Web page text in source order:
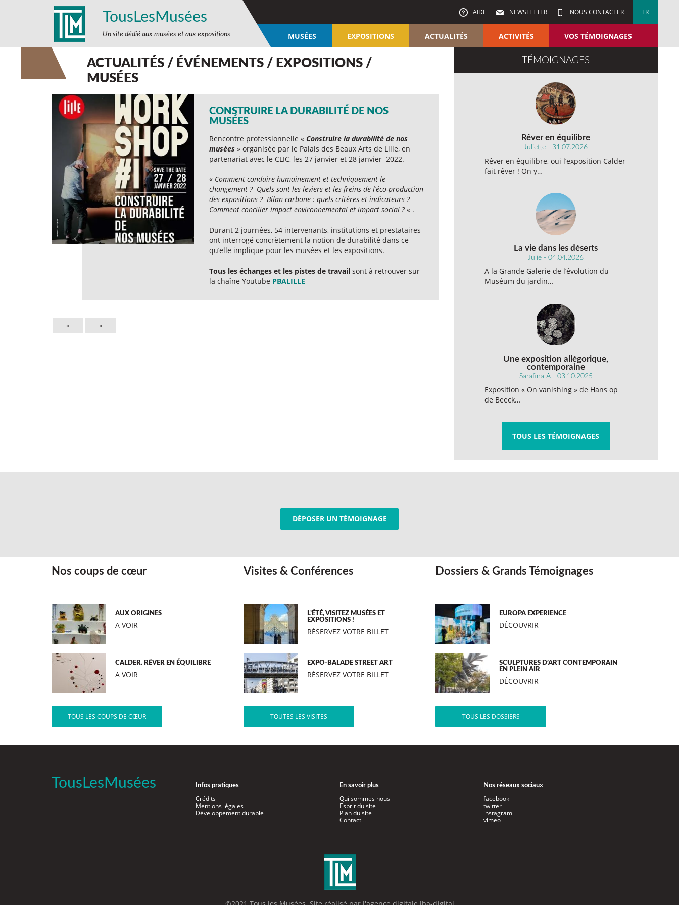
TousLesMusées
Un site dédié aux musées et aux expositions
AIDE NEWSLETTER NOUS CONTACTER FR
MUSÉES EXPOSITIONS ACTUALITÉS ACTIVITÉS VOS TÉMOIGNAGES
ACTUALITÉS / ÉVÉNEMENTS / EXPOSITIONS /
MUSÉES
CONSTRUIRE LA DURABILITÉ DE NOS
MUSÉES
Rencontre professionnelle « Construire la durabilité de nos
musées » organisée par le Palais des Beaux Arts de Lille, en
partenariat avec le CLIC, les 27 janvier et 28 janvier 2022.
« Comment conduire humainement et techniquement le
changement ? Quels sont les leviers et les freins de l’éco-production
des expositions ? Bilan carbone : quels critères et indicateurs ?
Comment concilier impact environnemental et impact social ?« .
Durant 2 journées, 54 intervenants, institutions et prestataires
ont interrogé concrètement la notion de durabilité dans ce
qu’elle implique pour les musées et les expositions.
Tous les échanges et les pistes de travail sont à retrouver sur
la chaîne Youtube PBALILLE
« »
TÉMOIGNAGES
Rêver en équilibre
Juliette - 31.07.2026
Rêver en équilibre, oui l’exposition Calder
fait rêver ! On y…
La vie dans les déserts
Julie - 04.04.2026
A la Grande Galerie de l’évolution du
Muséum du jardin…
Une exposition allégorique,
contemporaine
Sarafina A - 03.10.2025
Exposition « On vanishing » de Hans op
de Beeck…
TOUS LES TÉMOIGNAGES
DÉPOSER UN TÉMOIGNAGE
Nos coups de cœur
AUX ORIGINES
A VOIR
CALDER. RÊVER EN ÉQUILIBRE
A VOIR
TOUS LES COUPS DE CŒUR
Visites & Conférences
L’ÉTÉ, VISITEZ MUSÉES ET
EXPOSITIONS !
RÉSERVEZ VOTRE BILLET
EXPO-BALADE STREET ART
RÉSERVEZ VOTRE BILLET
TOUTES LES VISITES
Dossiers & Grands Témoignages
EUROPA EXPERIENCE
DÉCOUVRIR
SCULPTURES D’ART CONTEMPORAIN
EN PLEIN AIR
DÉCOUVRIR
TOUS LES DOSSIERS
TousLesMusées Infos pratiques
Crédits
Mentions légales
Développement durable
En savoir plus
Qui sommes nous
Esprit du site
Plan du site
Contact
Nos réseaux sociaux
facebook
twitter
instagram
vimeo